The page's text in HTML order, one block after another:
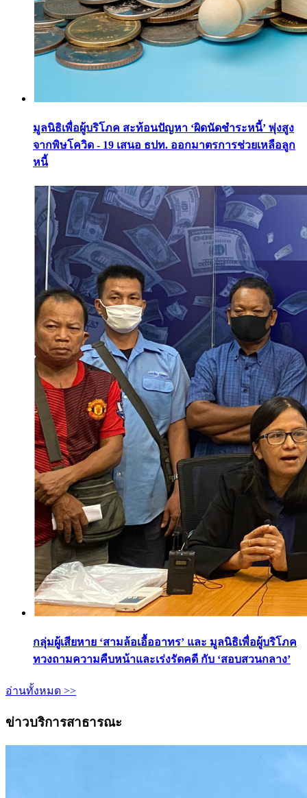
มูลนิธิเพื่อผู้บริโภค สะท้อนปัญหา ‘ผิดนัดชำระหนี้’ พุ่งสูง
จากพิษโควิด - 19 เสนอ ธปท. ออกมาตรการช่วยเหลือลูก
หนี้
กลุ่มผู้เสียหาย ‘สามล้อเอื้ออาทร’ และ มูลนิธิเพื่อผู้บริโภค
ทวงถามความคืบหน้าและเร่งรัดคดี กับ ‘สอบสวนกลาง’
อ่านทั้งหมด >>
ข่าวบริการสาธารณะ